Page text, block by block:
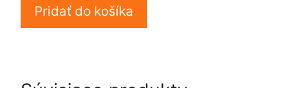
Pridať do košíka